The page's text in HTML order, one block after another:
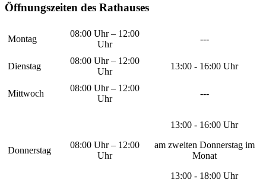
Öffnungszeiten des Rathauses
Montag
08:00 Uhr – 12:00
Uhr
---
Dienstag
08:00 Uhr – 12:00
Uhr
13:00 - 16:00 Uhr
Mittwoch
08:00 Uhr – 12:00
Uhr
---
Donnerstag
08:00 Uhr – 12:00
Uhr
13:00 - 16:00 Uhr
am zweiten Donnerstag im
Monat
13:00 - 18:00 Uhr